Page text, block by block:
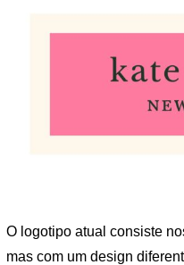
O logotipo atual consiste
mas com um design